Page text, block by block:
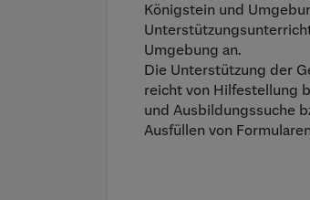
Königstein und
Umgebung an.
Die Unterstützung der
reicht von Hilfestellung
und Ausbildungssuche
Ausfüllen von